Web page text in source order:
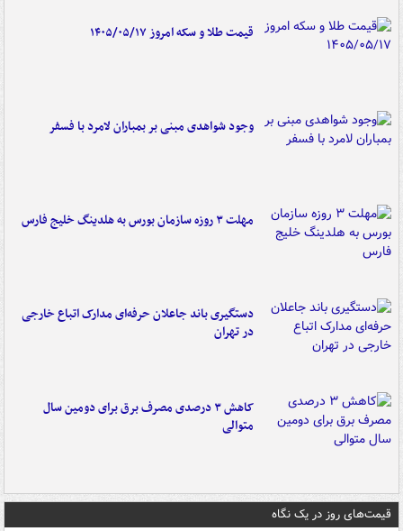
قیمت طلا و سکه امروز ۱۴۰۵/۰۵/۱۷
وجود شواهدی مبنی بر بمباران لامرد با فسفر
مهلت ۳ روزه سازمان بورس به هلدینگ خلیج فارس
دستگیری باند جاعلان حرفه‌ای مدارک اتباع خارجی
در تهران
کاهش ۳ درصدی مصرف برق برای دومین سال
متوالی
قیمت‌های روز در یک نگاه